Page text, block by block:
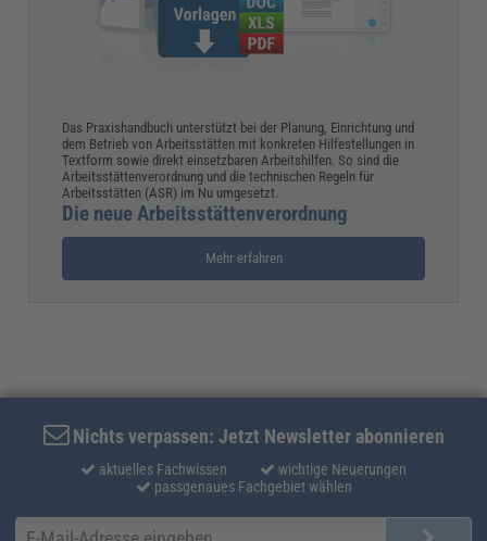
Das Praxishandbuch unterstützt bei der Planung, Einrichtung und
dem Betrieb von Arbeitsstätten mit konkreten Hilfestellungen in
Textform sowie direkt einsetzbaren Arbeitshilfen. So sind die
Arbeitsstättenverordnung und die technischen Regeln für
Arbeitsstätten (ASR) im Nu umgesetzt.
Die neue Arbeitsstättenverordnung
Mehr erfahren
Nichts verpassen: Jetzt Newsletter abonnieren
aktuelles Fachwissen
wichtige Neuerungen
passgenaues Fachgebiet wählen